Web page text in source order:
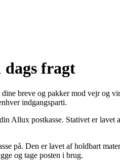
dags fragt
breve og pakker mod vejr og
indgangsparti.
Allux postkasse. Stativet er
på. Den er lavet af holdbart
og tage posten i brug.